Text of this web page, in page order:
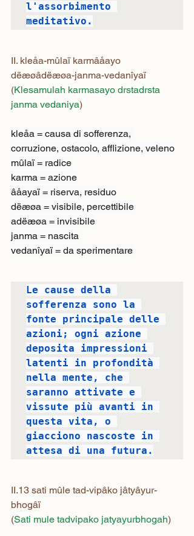
l'assorbimento
meditativo.
II. kleåa-mûlaï karmâåayo
dëæøâdëæøa-janma-vedanîyaï
(Klesamulah karmasayo drstadrsta
janma vedaniya)
kleåa = causa di sofferenza,
corruzione, ostacolo, afflizione, veleno
mûlaï = radice
karma = azione
âåayaï = riserva, residuo
dëæøa = visibile, percettibile
adëæøa = invisibile
janma = nascita
vedanîyaï = da sperimentare
Le cause della
sofferenza sono la
fonte principale delle
azioni; ogni azione
deposita impressioni
latenti in profondità
nella mente, che
saranno attivate e
vissute più avanti in
questa vita, o
giacciono nascoste in
attesa di una futura.
II.13 sati mûle tad-vipâko jâtyâyur-
bhogâï
(Sati mule tadvipako jatyayurbhogah)